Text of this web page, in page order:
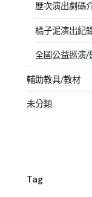
歷次演出劇碼
橘子泥演出紀
全國公益巡演/
輔助教具/教材
未分類
Tag